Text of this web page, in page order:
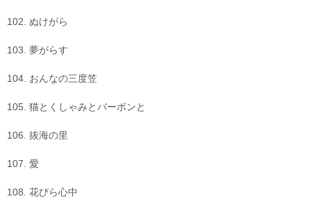
102. ぬけがら
103. 夢がらす
104. おんなの三度笠
105. 猫とくしゃみとバーボンと
106. 抜海の里
107. 愛
108. 花びら心中